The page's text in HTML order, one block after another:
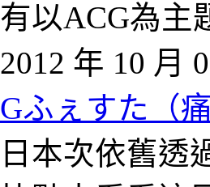
有以ACG為主
2012 年 10 月
Gふぇすた（
日本次依舊透